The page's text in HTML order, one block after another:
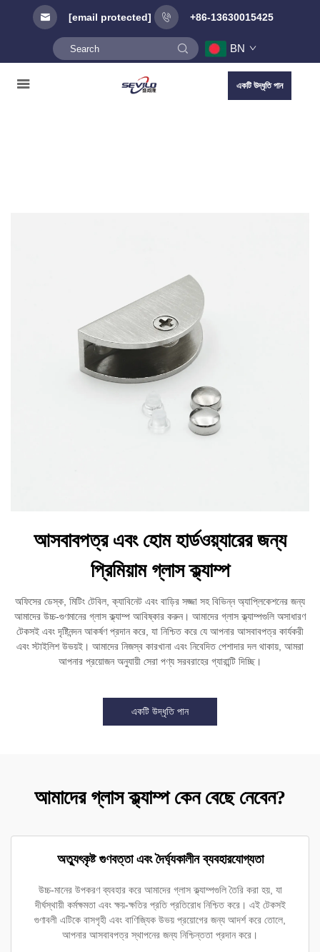
[email protected] +86-13630015425
BN
একটি উদ্ধৃতি পান
আসবাবপত্র এবং হোম হার্ডওয়্যারের জন্য
প্রিমিয়াম গ্লাস ক্ল্যাম্প
অফিসের ডেস্ক, মিটিং টেবিল, ক্যাবিনেট এবং বাড়ির সজ্জা সহ বিভিন্ন অ্যাপ্লিকেশনের জন্য
আমাদের উচ্চ-গুণমানের গ্লাস ক্ল্যাম্প আবিষ্কার করুন। আমাদের গ্লাস ক্ল্যাম্পগুলি অসাধারণ
টেকসই এবং দৃষ্টিনন্দন আকর্ষণ প্রদান করে, যা নিশ্চিত করে যে আপনার আসবাবপত্র কার্যকরী
এবং স্টাইলিশ উভয়ই। আমাদের নিজস্ব কারখানা এবং নিবেদিত পেশাদার দল থাকায়, আমরা
আপনার প্রয়োজন অনুযায়ী সেরা পণ্য সরবরাহের গ্যারান্টি দিচ্ছি।
একটি উদ্ধৃতি পান
আমাদের গ্লাস ক্ল্যাম্প কেন বেছে নেবেন?
অত্যুৎকৃষ্ট গুণবত্তা এবং দৈর্ঘ্যকালীন ব্যবহারযোগ্যতা
উচ্চ-মানের উপকরণ ব্যবহার করে আমাদের গ্লাস ক্ল্যাম্পগুলি তৈরি করা হয়, যা
দীর্ঘস্থায়ী কর্মক্ষমতা এবং ক্ষয়-ক্ষতির প্রতি প্রতিরোধ নিশ্চিত করে। এই টেকসই
গুণাবলী এটিকে বাসগৃহী এবং বাণিজ্যিক উভয় প্রয়োগের জন্য আদর্শ করে তোলে,
আপনার আসবাবপত্র স্থাপনের জন্য নিশ্চিন্ততা প্রদান করে।